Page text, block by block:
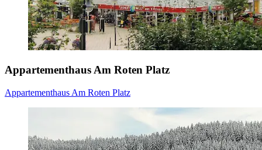
Appartementhaus Am Roten Platz
Appartementhaus Am Roten Platz